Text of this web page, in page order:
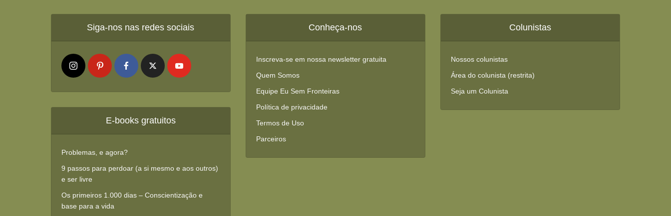
Siga-nos nas redes sociais
E-books gratuitos
Problemas, e agora?
9 passos para perdoar (a si mesmo e aos outros)
e ser livre
Os primeiros 1.000 dias – Conscientização e
base para a vida
Conheça-nos
Inscreva-se em nossa newsletter gratuita
Quem Somos
Equipe Eu Sem Fronteiras
Política de privacidade
Termos de Uso
Parceiros
Colunistas
Nossos colunistas
Área do colunista (restrita)
Seja um Colunista